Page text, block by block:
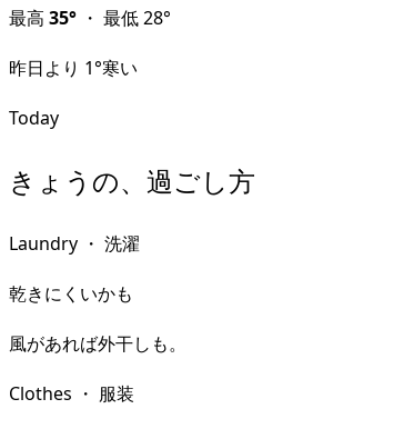
最高 35° ・ 最低28°
昨日より 1°寒い
Today
きょうの、過ごし方
Laundry ・ 洗濯
乾きにくいかも
風があれば外干しも。
Clothes ・ 服装